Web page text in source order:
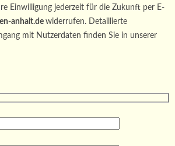
Einwilligung jederzeit für die Zukunft per E-
anhalt.de widerrufen. Detaillierte
mit Nutzerdaten finden Sie in unserer